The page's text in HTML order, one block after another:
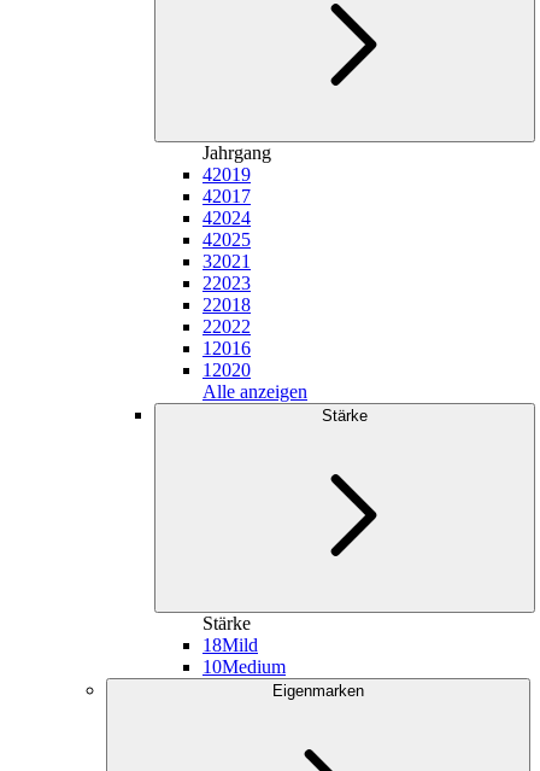
Jahrgang
42019
42017
42024
42025
32021
22023
22018
22022
1 2016
1 2020
Alle anzeigen
Stärke
Stärke
18Mild
10Medium
Eigenmarken